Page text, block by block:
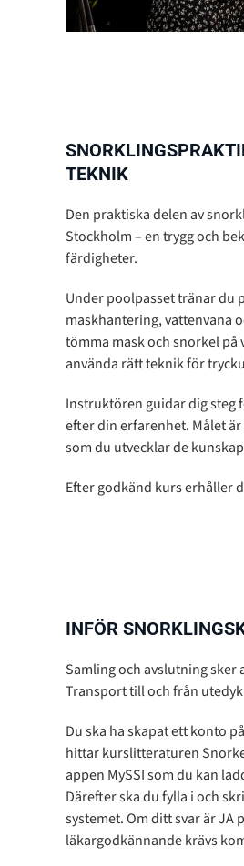
TEKNIK
Den praktiska delen av
Stockholm – en trygg och
färdigheter.
Under poolpasset tränar du
maskhantering, vattenvana
tömma mask och snorkel på
använda rätt teknik för
Instruktören guidar dig steg
efter din erfarenhet. Målet
som du utvecklar de
Efter godkänd kurs erhåller
INFÖR
Samling och avslutning
Transport till och från
Du ska ha skapat ett konto på
hittar kurslitteraturen
appen MySSI som du kan
Därefter ska du fylla i och
systemet. Om ditt svar är
läkargodkännande krävs